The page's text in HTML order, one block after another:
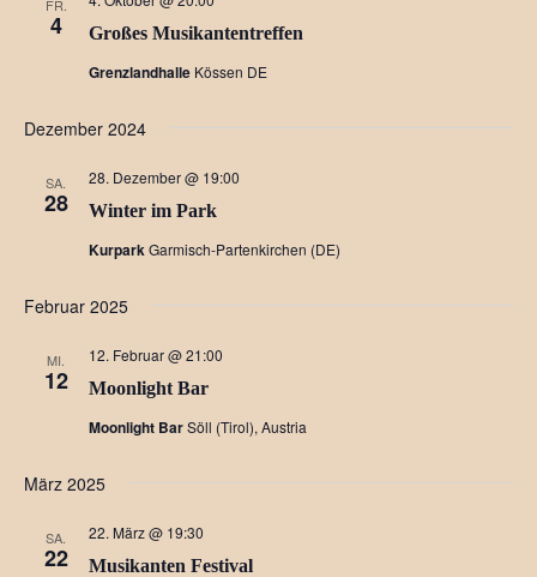
FR.
4 Großes Musikantentreffen
Grenzlandhalle Kössen DE
Dezember 2024
SA.
28 Winter im Park
28. Dezember @ 19:00
KurparkGarmisch-Partenkirchen (DE)
Februar 2025
MI.
12 Moonlight Bar
12. Februar @ 21:00
Moonlight BarSöll (Tirol), Austria
März 2025
SA.
22 Musikanten Festival
22. März @ 19:30